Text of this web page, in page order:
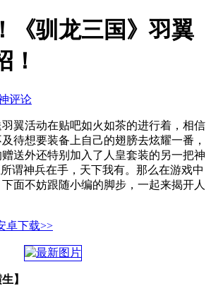
《驯龙三国》羽翼
！
评论
翼活动在贴吧如火如茶的进行着，相信
待想要装备上自己的翅膀去炫耀一番，
送外还特别加入了人皇套装的另一把神
谓神兵在手，天下我有。那么在游戏中
面不妨跟随小编的脚步，一起来揭开人
卓下载>>
】